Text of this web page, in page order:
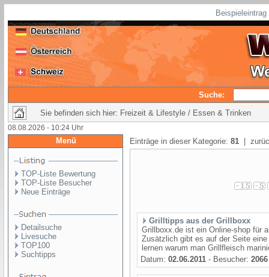
Suche:
Sie befinden sich hier: Freizeit & Lifestyle / Essen & Trinken
08.08.2026 - 10:24 Uhr
Menü
TOP-Liste Bewertung
TOP-Liste Besucher
Neue Einträge
Detailsuche
Livesuche
TOP100
Suchtipps
Einträge in dieser Kategorie: 81 |
Grilltipps aus der Grillboxx
Grillboxx.de ist ein Online-shop für
Zusätzlich gibt es auf der Seite
lernen warum man Grillfleisch
Datum: 02.06.2011 - Besucher: 2066